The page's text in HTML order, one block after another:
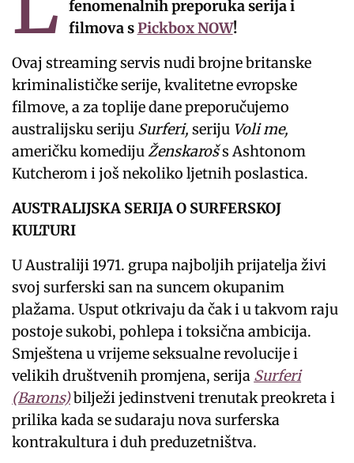
fenomenalnih preporuka serija i
filmova sPickbox NOW!
Ovaj streaming servis nudi brojne britanske
kriminalističke serije, kvalitetne evropske
filmove, a za toplije dane preporučujemo
australijsku seriju Surferi,seriju Voli me,
američku komedijuŽenskarošs Ashtonom
Kutcherom i još nekoliko ljetnih poslastica.
AUSTRALIJSKA SERIJA O SURFERSKOJ
KULTURI
U Australiji 1971. grupa najboljih prijatelja živi
svoj surferski san na suncem okupanim
plažama. Usput otkrivaju da čak i u takvom raju
postoje sukobi, pohlepa i toksična ambicija.
Smještena u vrijeme seksualne revolucije i
velikih društvenih promjena, serija Surferi
(Barons)bilježi jedinstveni trenutak preokreta i
prilika kada se sudaraju nova surferska
kontrakultura i duh preduzetništva.